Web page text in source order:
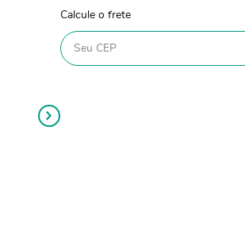
Calcule o frete